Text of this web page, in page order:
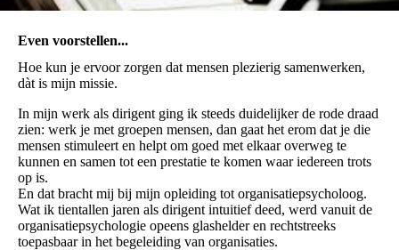
Even voorstellen...
Hoe kun je ervoor zorgen dat mensen plezierig samenwerken,
dàt is mijn missie.
In mijn werk als dirigent ging ik steeds duidelijker de rode draad
zien: werk je met groepen mensen, dan gaat het erom dat je die
mensen stimuleert en helpt om goed met elkaar overweg te
kunnen en samen tot een prestatie te komen waar iedereen trots
op is.
En dat bracht mij bij mijn opleiding tot organisatiepsycholoog.
Wat ik tientallen jaren als dirigent intuitief deed, werd vanuit de
organisatiepsychologie opeens glashelder en rechtstreeks
toepasbaar in het begeleiding van organisaties.